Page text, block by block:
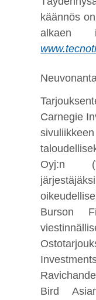
käännös
alkaen
Carnegie
Oyj:n
Burson
Bird